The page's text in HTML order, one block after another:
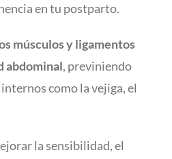
en tu postparto.
músculos y ligamentos
abdominal, previniendo
como la vejiga, el
la sensibilidad, el